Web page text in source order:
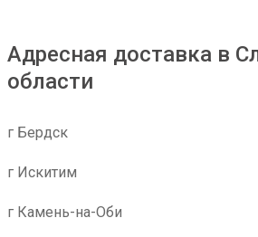
Адресная доставка в
области
г Бердск
г Искитим
г Камень-на-Оби